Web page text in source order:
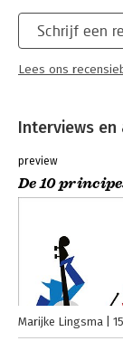
Schrijf een
Lees ons
Interviews en
preview
De 10
Marijke Lingsma